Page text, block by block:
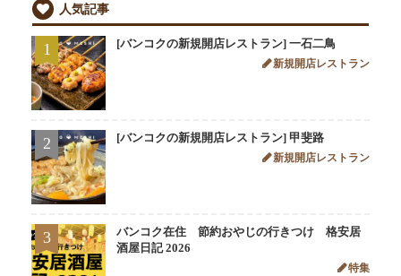
人気記事
1 [バンコクの新規開店レストラン] 一石二鳥
新規開店レストラン
2 [バンコクの新規開店レストラン] 甲斐路
新規開店レストラン
3
バンコク在住 節約おやじの行きつけ 格安居
酒屋日記 2026
特集